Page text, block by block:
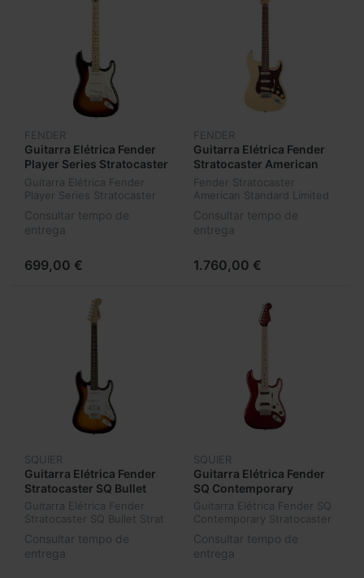
FENDER
Guitarra Elétrica Fender
Player Series Stratocaster
MN 3TS
Guitarra Elétrica Fender
Player Series Stratocaster
Consultar tempo de
entrega
699,00 €
FENDER
Guitarra Elétrica Fender
Stratocaster American
Standard Limited Edition
Vintage White
Fender Stratocaster
American Standard Limited
Consultar tempo de
entrega
1.760,00 €
SQUIER
Guitarra Elétrica Fender
Stratocaster SQ Bullet
Strat HSS Brown Sun
Burst
Guitarra Elétrica Fender
Stratocaster SQ Bullet Strat
Consultar tempo de
entrega
SQUIER
Guitarra Elétrica Fender
SQ Contemporary
Stratocaster HH Dark
Metallic Red
Guitarra Elétrica Fender SQ
Contemporary Stratocaster
Consultar tempo de
entrega